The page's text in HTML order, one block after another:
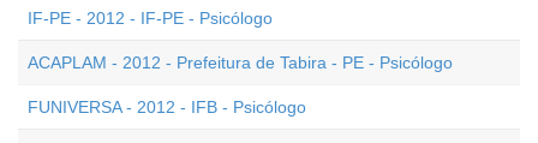
IF-PE - 2012 - IF-PE - Psicólogo
ACAPLAM - 2012 - Prefeitura de Tabira - PE - Psicólogo
FUNIVERSA - 2012 - IFB - Psicólogo